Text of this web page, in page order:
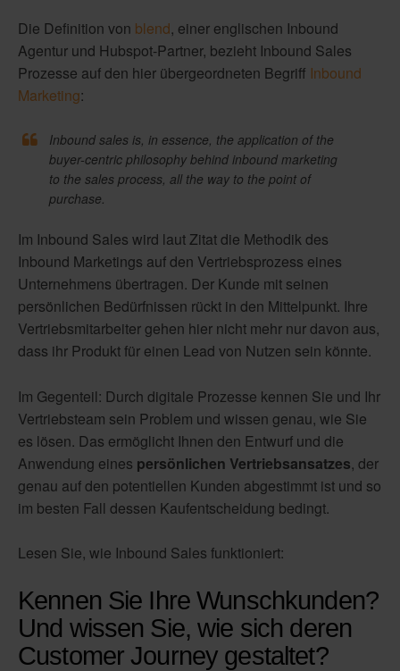
Die Definition von blend, einer englischen Inbound
Agentur und Hubspot-Partner, bezieht Inbound Sales
Prozesse auf den hier übergeordneten Begriff Inbound
Marketing:
Inbound sales is, in essence, the application of the
buyer-centric philosophy behind inbound marketing
to the sales process, all the way to the point of
purchase.
Im Inbound Sales wird laut Zitat die Methodik des
Inbound Marketings auf den Vertriebsprozess eines
Unternehmens übertragen. Der Kunde mit seinen
persönlichen Bedürfnissen rückt in den Mittelpunkt. Ihre
Vertriebsmitarbeiter gehen hier nicht mehr nur davon aus,
dass ihr Produkt für einen Lead von Nutzen sein könnte.
Im Gegenteil: Durch digitale Prozesse kennen Sie und Ihr
Vertriebsteam sein Problem und wissen genau, wie Sie
es lösen. Das ermöglicht Ihnen den Entwurf und die
Anwendung eines persönlichen Vertriebsansatzes, der
genau auf den potentiellen Kunden abgestimmt ist und so
im besten Fall dessen Kaufentscheidung bedingt.
Lesen Sie, wie Inbound Sales funktioniert:
Kennen Sie Ihre Wunschkunden?
Und wissen Sie, wie sich deren
Customer Journey gestaltet?